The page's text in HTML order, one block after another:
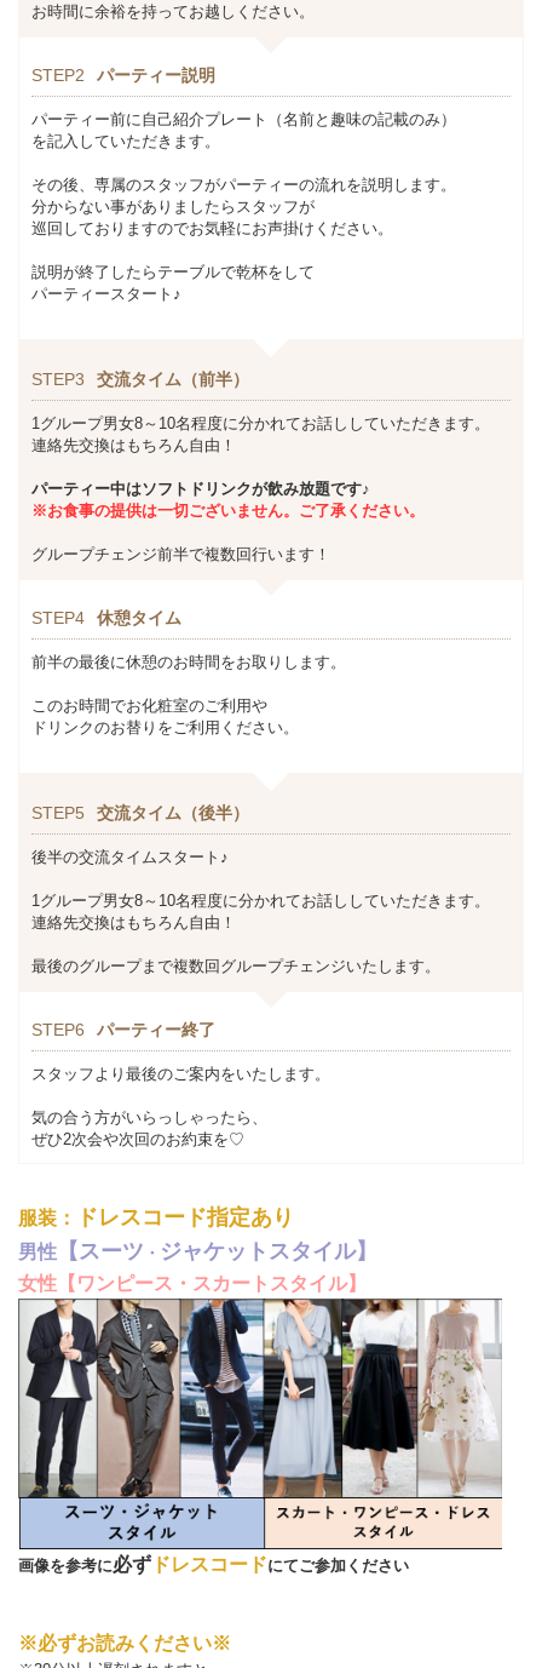
お時間に余裕を持ってお越しください。
STEP2 パーティー説明
パーティー前に自己紹介プレート（名前と趣味の記載のみ）
を記入していただきます。
その後、専属のスタッフがパーティーの流れを説明します。
分からない事がありましたらスタッフが
巡回しておりますのでお気軽にお声掛けください。
説明が終了したらテーブルで乾杯をして
パーティースタート♪
STEP3 交流タイム（前半）
1グループ男女8～10名程度に分かれてお話ししていただきます。
連絡先交換はもちろん自由！
パーティー中はソフトドリンクが飲み放題です♪
※お食事の提供は一切ございません。ご了承ください。
グループチェンジ前半で複数回行います！
STEP4 休憩タイム
前半の最後に休憩のお時間をお取りします。
このお時間でお化粧室のご利用や
ドリンクのお替りをご利用ください。
STEP5 交流タイム（後半）
後半の交流タイムスタート♪
1グループ男女8～10名程度に分かれてお話ししていただきます。
連絡先交換はもちろん自由！
最後のグループまで複数回グループチェンジいたします。
STEP6 パーティー終了
スタッフより最後のご案内をいたします。
気の合う方がいらっしゃったら、
ぜひ2次会や次回のお約束を♡
服装： ドレスコード指定あり
男性 【スーツ ・ ジャケットスタイル】
女性【ワンピース・スカートスタイル】
画像を参考に必ず ドレスコードにてご参加ください
※必ずお読みください※